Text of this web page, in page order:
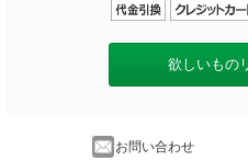
欲しいもの
お問い合わせ